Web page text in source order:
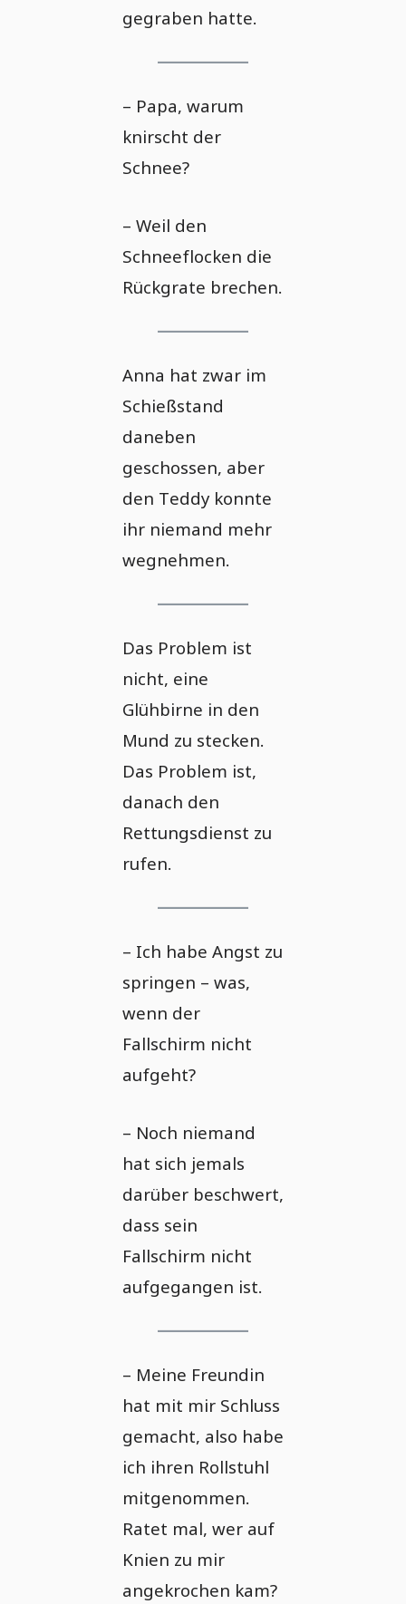
gegraben hatte.
– Papa, warum
knirscht der
Schnee?
– Weil den
Schneeflocken die
Rückgrate brechen.
Anna hat zwar im
Schießstand
daneben
geschossen, aber
den Teddy konnte
ihr niemand mehr
wegnehmen.
Das Problem ist
nicht, eine
Glühbirne in den
Mund zu stecken.
Das Problem ist,
danach den
Rettungsdienst zu
rufen.
– Ich habe Angst zu
springen – was,
wenn der
Fallschirm nicht
aufgeht?
– Noch niemand
hat sich jemals
darüber beschwert,
dass sein
Fallschirm nicht
aufgegangen ist.
– Meine Freundin
hat mit mir Schluss
gemacht, also habe
ich ihren Rollstuhl
mitgenommen.
Ratet mal, wer auf
Knien zu mir
angekrochen kam?